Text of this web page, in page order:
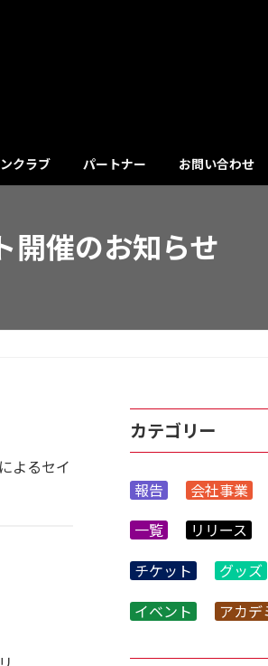
クラブ パートナー お問い合わせ
開催のお知らせ
よるセイ
カテゴリー
報告 会社事業
一覧 リリース
チケット グッズ
イベント アカデ